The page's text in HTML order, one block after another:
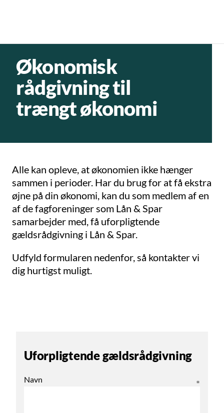
Økonomisk
rådgivning til
trængt økonomi
Alle kan opleve, at økonomien ikke hænger
sammen i perioder. Har du brug for at få ekstra
øjne på din økonomi, kan du som medlem af en
af de fagforeninger som Lån & Spar
samarbejder med, få uforpligtende
gældsrådgivning i Lån & Spar.
Udfyld formularen nedenfor, så kontakter vi
dig hurtigst muligt.
Uforpligtende gældsrådgivning
Navn